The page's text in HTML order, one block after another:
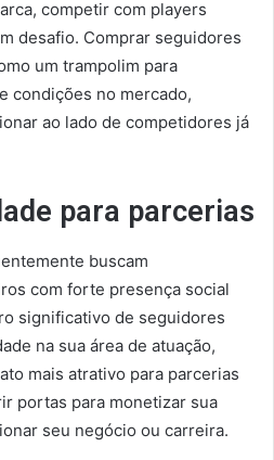
competir com players
desafio. Comprar seguidores
um trampolim para
condições no mercado,
ao lado de competidores já
para parcerias
buscam
com forte presença social
significativo de seguidores
na sua área de atuação,
mais atrativo para parcerias
portas para monetizar sua
seu negócio ou carreira.